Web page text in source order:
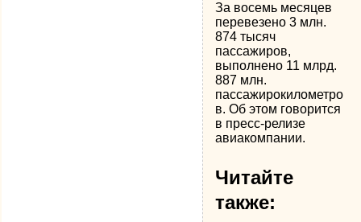
За восемь месяцев
перевезено 3 млн.
874 тысяч
пассажиров,
выполнено 11 млрд.
887 млн.
пассажирокилометро
в. Об этом говорится
в пресс-релизе
авиакомпании.
Читайте
также: